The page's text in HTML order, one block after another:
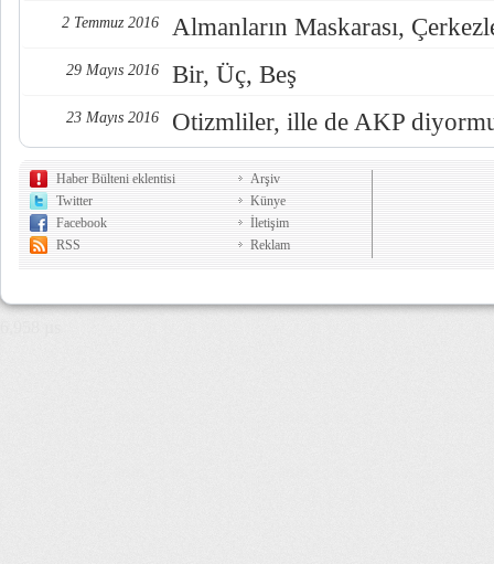
2 Temmuz 2016 Almanların Maskarası,
29 Mayıs 2016 Bir, Üç, Beş
23 Mayıs 2016 Otizmliler, ille de AKP
Haber Bülteni eklentisi
Twitter
Facebook
RSS
Arşiv
Künye
İletişim
Reklam